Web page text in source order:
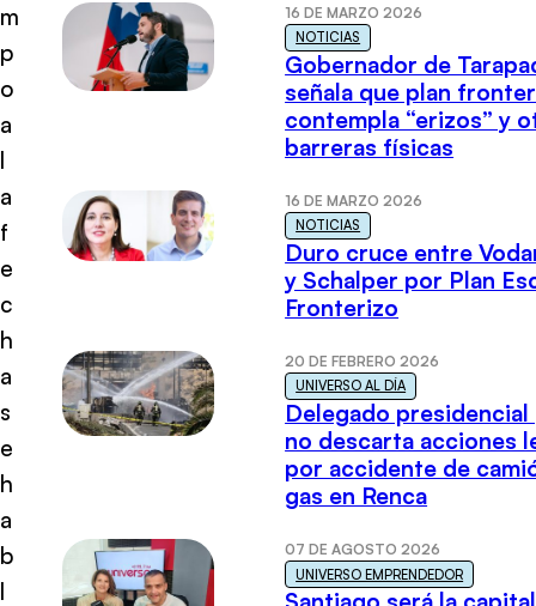
m
p
o
a
l
a
f
e
c
h
a
s
e
h
a
b
l
16 DE MARZO 2026
NOTICIAS
Gobernador de
señala que plan
contempla “erizos” y
barreras físicas
16 DE MARZO 2026
NOTICIAS
Duro cruce entre
y Schalper por Plan
Fronterizo
20 DE FEBRERO 2026
UNIVERSO AL DÍA
Delegado presidencial
no descarta acciones
por accidente de
gas en Renca
07 DE AGOSTO 2026
UNIVERSO EMPRENDEDOR